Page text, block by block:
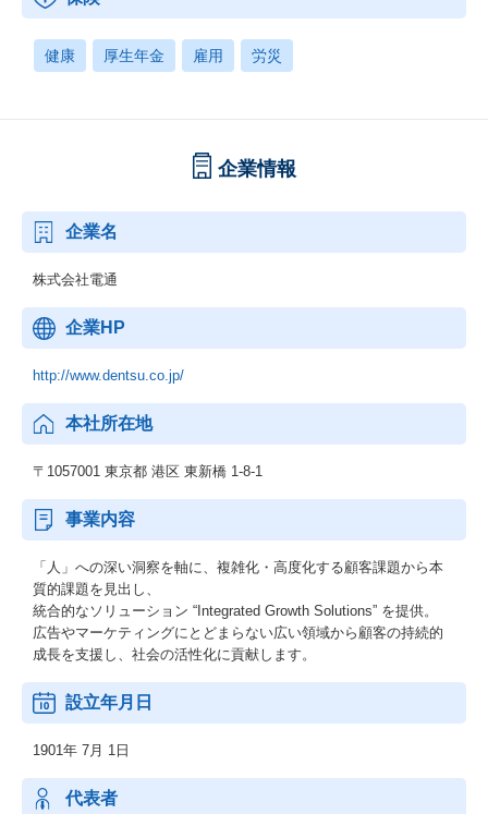
健康 厚生年金 雇用 労災
企業情報
企業名
株式会社電通
企業HP
http://www.dentsu.co.jp/
本社所在地
〒1057001 東京都 港区 東新橋 1-8-1
事業内容
「人」への深い洞察を軸に、複雑化・高度化する顧客課題から本
質的課題を見出し、
統合的なソリューション “Integrated Growth Solutions” を提供。
広告やマーケティングにとどまらない広い領域から顧客の持続的
成長を支援し、社会の活性化に貢献します。
設立年月日
1901年 7月 1日
代表者